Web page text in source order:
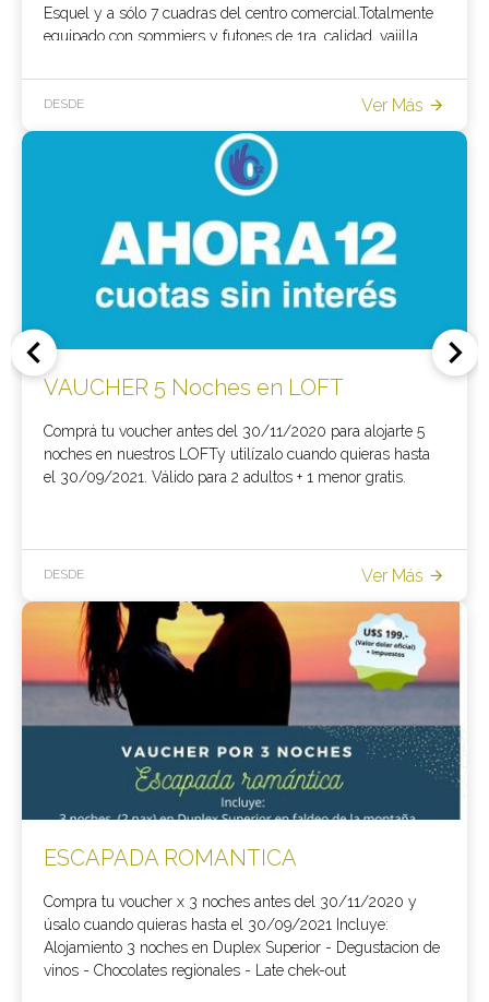
Esquel y a sólo 7 cuadras del centro comercial.Totalmente
equipado con sommiers y futones de 1ra. calidad, vajilla
radiante y estufa a leña de combustión lenta. Un verdadero
lugar para soñar y disfrutar.
DESDE Ver Más
VAUCHER 5 Noches en LOFT
Comprá tu voucher antes del 30/11/2020 para alojarte 5
noches en nuestros LOFTy utilízalo cuando quieras hasta
el 30/09/2021. Válido para 2 adultos + 1 menor gratis.
DESDE Ver Más
ESCAPADA ROMANTICA
Compra tu voucher x 3 noches antes del 30/11/2020 y
úsalo cuando quieras hasta el 30/09/2021 Incluye:
Alojamiento 3 noches en Duplex Superior - Degustacion de
vinos - Chocolates regionales - Late chek-out